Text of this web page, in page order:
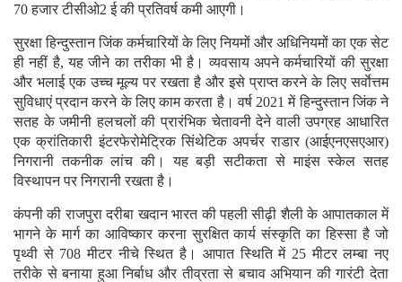
70 हजार टीसीओ2 ई की प्रतिवर्ष कमी आएगी।
सुरक्षा हिन्दुस्तान जिंक कर्मचारियों के लिए नियमों और अधिनियमों का एक सेट
ही नहीं है, यह जीने का तरीका भी है। व्यवसाय अपने कर्मचारियों की सुरक्षा
और भलाई एक उच्च मूल्य पर रखता है और इसे प्राप्त करने के लिए सर्वाेत्तम
सुविधाएं प्रदान करने के लिए काम करता है। वर्ष 2021 में हिन्दुस्तान जिंक ने
सतह के जमीनी हलचलों की प्रारंभिक चेतावनी देने वाली उपग्रह आधारित
एक क्रांतिकारी इंटरफेरोमेट्रिक सिंथेटिक अपर्चर राडार (आईएनएसएआर)
निगरानी तकनीक लांच की। यह बड़ी सटीकता से माइंस स्केल सतह
विस्थापन पर निगरानी रखता है।
कंपनी की राजपुरा दरीबा खदान भारत की पहली सीढ़ी शैली के आपातकाल में
भागने के मार्ग का आविष्कार करना सुरक्षित कार्य संस्कृति का हिस्सा है जो
पृथ्वी से 708 मीटर नीचे स्थित है। आपात स्थिति में 25 मीटर लम्बा नए
तरीके से बनाया हुआ निर्बाध और तीव्रता से बचाव अभियान की गारंटी देता